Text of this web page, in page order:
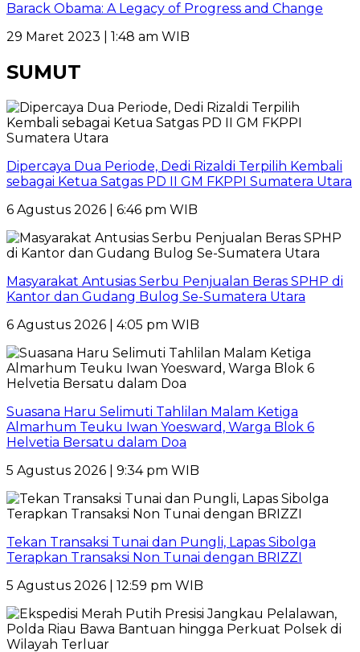
Barack Obama: A Legacy of Progress and Change
29 Maret 2023 | 1:48 am WIB
SUMUT
Dipercaya Dua Periode, Dedi Rizaldi Terpilih Kembali
sebagai Ketua Satgas PD II GM FKPPI Sumatera Utara
6 Agustus 2026 | 6:46 pm WIB
Masyarakat Antusias Serbu Penjualan Beras SPHP di
Kantor dan Gudang Bulog Se-Sumatera Utara
6 Agustus 2026 | 4:05 pm WIB
Suasana Haru Selimuti Tahlilan Malam Ketiga
Almarhum Teuku Iwan Yoesward, Warga Blok 6
Helvetia Bersatu dalam Doa
5 Agustus 2026 | 9:34 pm WIB
Tekan Transaksi Tunai dan Pungli, Lapas Sibolga
Terapkan Transaksi Non Tunai dengan BRIZZI
5 Agustus 2026 | 12:59 pm WIB